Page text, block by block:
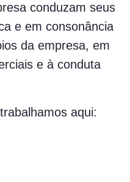
conduzam seus
e em consonância
da empresa, em
e à conduta
aqui: